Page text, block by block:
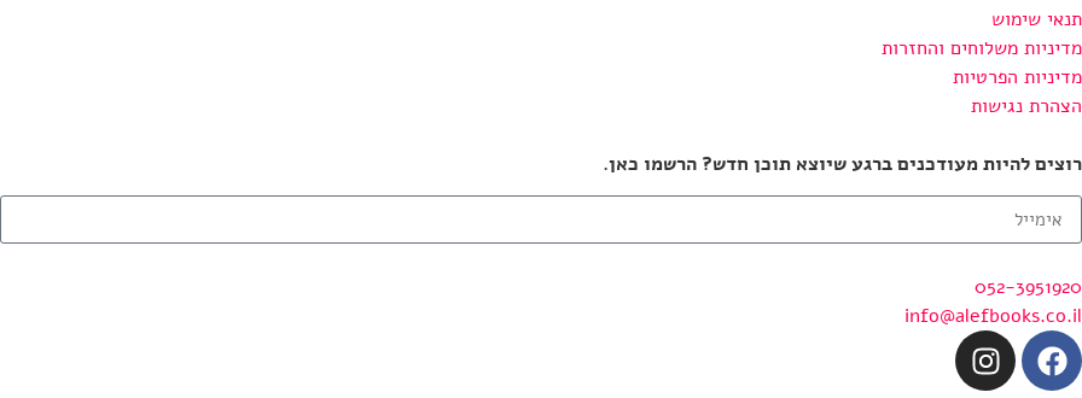
תנאי שימוש
מדיניות משלוחים והחזרות
מדיניות הפרטיות
הצהרת נגישות
רוצים להיות מעודכנים ברגע שיוצא תוכן חדש? הרשמו כאן.
052-3951920
info@alefbooks.co.il